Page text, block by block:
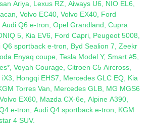
Ariya, Lexus RZ, Aiways U6, NIO EL6,
, Volvo EC40, Volvo EX40, Ford
Audi Q6 e-tron, Opel Grandland, Cupra
5, Kia EV6, Ford Capri, Peugeot 5008,
Q6 sportback e-tron, Byd Sealion 7, Zeekr
Enyaq coupe, Tesla Model Y, Smart #5,
, Voyah Courage, Citroen C5 Aircross,
iX3, Hongqi EHS7, Mercedes GLC EQ, Kia
Torres Van, Mercedes GLB, MG MGS6
Volvo EX60, Mazda CX-6e, Alpine A390,
e-tron, Audi Q4 sportback e-tron, KGM
4 SUV.